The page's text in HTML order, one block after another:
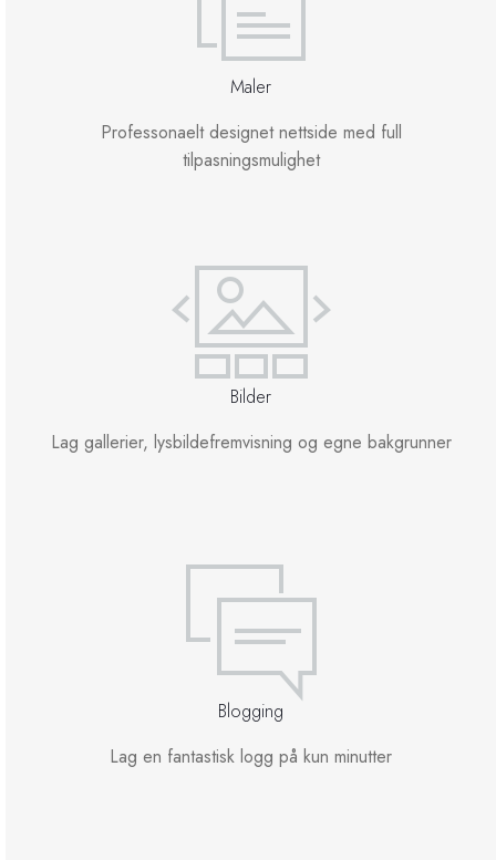
Maler
Professonaelt designet nettside med full
tilpasningsmulighet
Bilder
Lag gallerier, lysbildefremvisning og egne bakgrunner
Blogging
Lag en fantastisk logg på kun minutter